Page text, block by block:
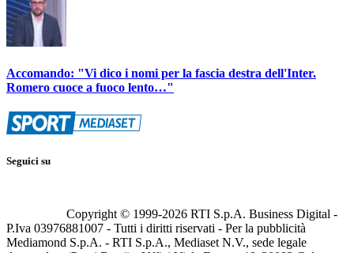
Accomando: "Vi dico i nomi per la fascia destra dell'Inter.
Romero cuoce a fuoco lento…"
Seguici su
Copyright © 1999-2026 RTI S.p.A. Business Digital -
P.Iva 03976881007 - Tutti i diritti riservati - Per la pubblicità
Mediamond S.p.A. - RTI S.p.A., Mediaset N.V., sede legale